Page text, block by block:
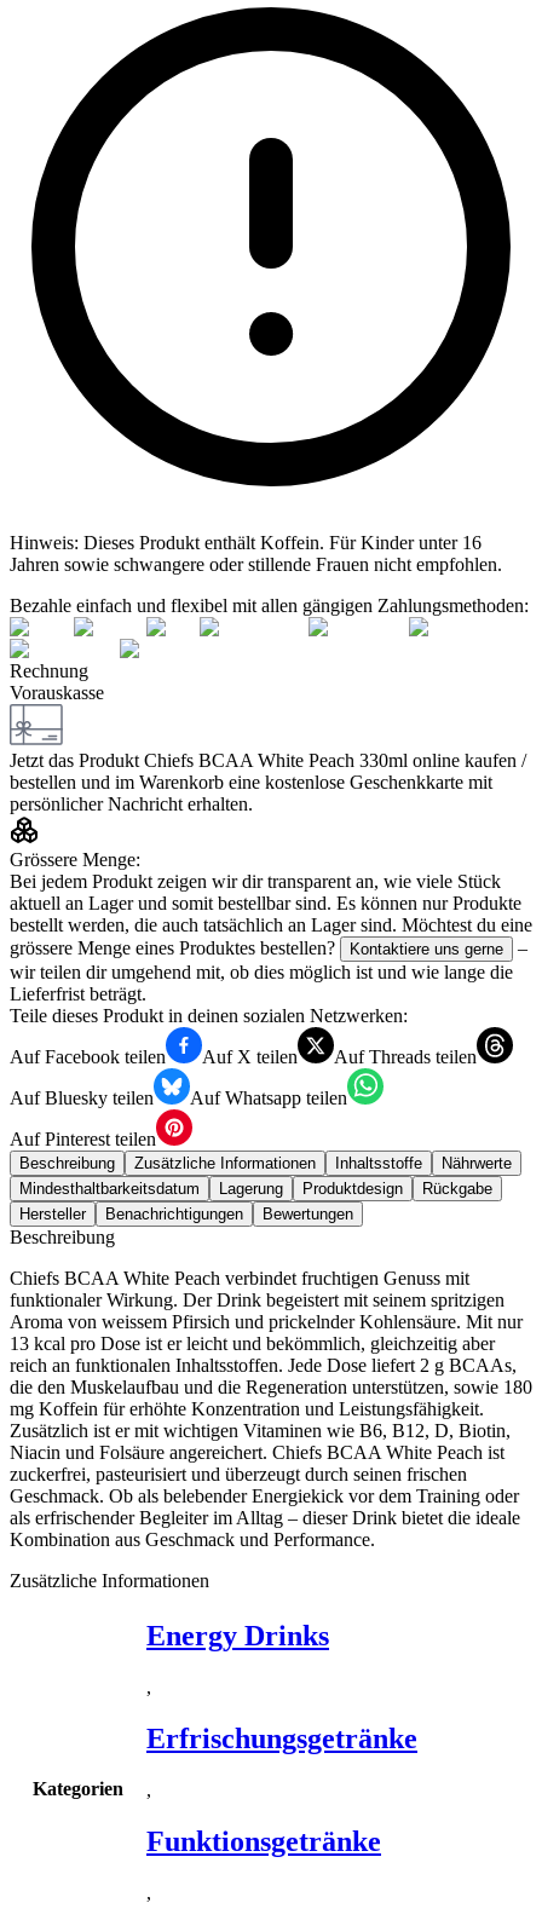
Hinweis: Dieses Produkt enthält Koffein. Für Kinder unter 16
Jahren sowie schwangere oder stillende Frauen nicht empfohlen.
Bezahle einfach und flexibel mit allen gängigen Zahlungsmethoden:
Rechnung
Vorauskasse
Jetzt das Produkt Chiefs BCAA White Peach 330ml online kaufen /
bestellen und im Warenkorb eine kostenlose Geschenkkarte mit
persönlicher Nachricht erhalten.
Grössere Menge:
Bei jedem Produkt zeigen wir dir transparent an, wie viele Stück
aktuell an Lager und somit bestellbar sind. Es können nur Produkte
bestellt werden, die auch tatsächlich an Lager sind. Möchtest du eine
grössere Menge eines Produktes bestellen?
Kontaktiere uns gerne
–
wir teilen dir umgehend mit, ob dies möglich ist und wie lange die
Lieferfrist beträgt.
Teile dieses Produkt in deinen sozialen Netzwerken:
Auf Facebook teilen
Auf X teilen
Auf Threads teilen
Auf Bluesky teilen
Auf Whatsapp teilen
Auf Pinterest teilen
Beschreibung Zusätzliche Informationen Inhaltsstoffe
Nährwerte
Mindesthaltbarkeitsdatum
Lagerung Produktdesign
Rückgabe
Hersteller
Benachrichtigungen Bewertungen
Beschreibung
Chiefs BCAA White Peach verbindet fruchtigen Genuss mit
funktionaler Wirkung. Der Drink begeistert mit seinem spritzigen
Aroma von weissem Pfirsich und prickelnder Kohlensäure. Mit nur
13 kcal pro Dose ist er leicht und bekömmlich, gleichzeitig aber
reich an funktionalen Inhaltsstoffen. Jede Dose liefert 2 g BCAAs,
die den Muskelaufbau und die Regeneration unterstützen, sowie 180
mg Koffein für erhöhte Konzentration und Leistungsfähigkeit.
Zusätzlich ist er mit wichtigen Vitaminen wie B6, B12, D, Biotin,
Niacin und Folsäure angereichert. Chiefs BCAA White Peach ist
zuckerfrei, pasteurisiert und überzeugt durch seinen frischen
Geschmack. Ob als belebender Energiekick vor dem Training oder
als erfrischender Begleiter im Alltag – dieser Drink bietet die ideale
Kombination aus Geschmack und Performance.
Zusätzliche Informationen
Kategorien
Energy Drinks
,
Erfrischungsgetränke
,
Funktionsgetränke
,